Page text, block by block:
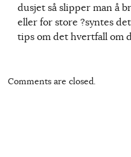
dusjet så slipper man å
eller for store ?syntes
tips om det hvertfall om
Comments are closed.